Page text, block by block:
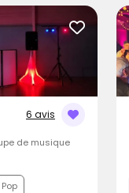
6 avis
de musique
Pop